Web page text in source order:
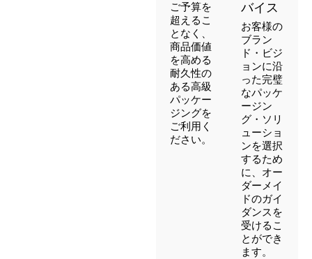
ご予算を
超えるこ
となく、
商品価値
を高める
耐久性の
ある高級
パッケー
ジングを
ご利用く
ださい。
バイス
お客様の
ブラン
ド・ビジ
ョンに沿
った完璧
なパッケ
ージン
グ・ソリ
ューショ
ンを選択
するため
に、オー
ダーメイ
ドのガイ
ダンスを
受けるこ
とができ
ます。